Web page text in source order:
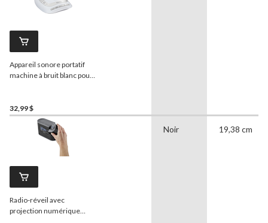
Appareil sonore portatif
machine à bruit blanc pour
minuterie d'arrêt
automatique
32,99 $
Radio-réveil avec
projection numérique
Noir 19,38 cm